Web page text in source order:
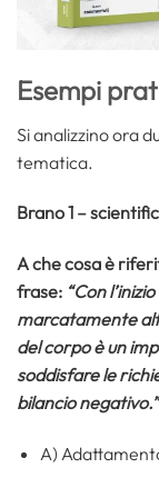
Esempi
Si analizzino ora
tematica.
Brano 1 –
A che cosa è
frase: “Con
marcatamente
del corpo è un
soddisfare le
bilancio negativo.”
A)